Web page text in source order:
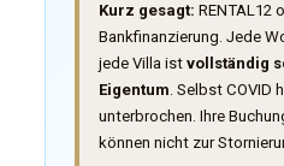
Kurz gesagt: RENTAL12
Bankfinanzierung. Jede
jede Villa ist vollständig
Eigentum. Selbst COVID
unterbrochen. Ihre
können nicht zur